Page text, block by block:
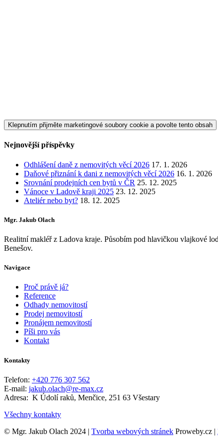
Klepnutím přijměte marketingové soubory cookie a povolte tento obsah
Nejnovější příspěvky
Odhlášení daně z nemovitých věcí 2026 17. 1. 2026
Daňové přiznání k dani z nemovitých věcí 2026 16. 1. 2026
Srovnání prodejních cen bytů v ČR 25. 12. 2025
Vánoce v Ladově kraji 2025 23. 12. 2025
Ateliér nebo byt? 18. 12. 2025
Mgr. Jakub Olach
Realitní makléř z Ladova kraje. Působím pod hlavičkou vlajkové
Benešov.
Navigace
Proč právě já?
Reference
Odhady nemovitostí
Prodej nemovitostí
Pronájem nemovitostí
Píši pro vás
Kontakt
Kontakty
Telefon: +420 776 307 562
E-mail: jakub.olach@re-max.cz
Adresa: K Údolí raků, Menčice, 251 63 Všestary
Všechny kontakty
© Mgr. Jakub Olach 2024 | Tvorba webových stránek Proweby.cz |